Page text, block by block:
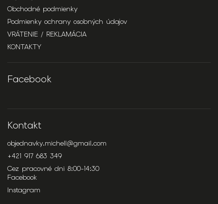
Obchodné podmienky
Podmienky ochrany osobných údajov
VRÁTENIE / REKLAMÁCIA
KONTAKTY
Facebook
Kontakt
objednavky.michell@gmail.com
+421 917 683 349
Cez pracovné dni 8:00-14:30
Facebook
Instagram